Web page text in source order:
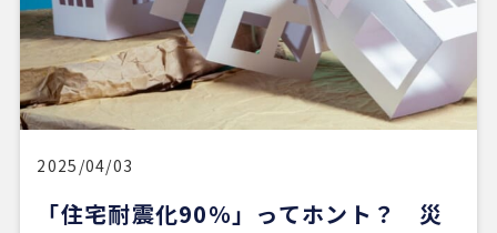
2025/04/03
「住宅耐震化90％」ってホント？ 災